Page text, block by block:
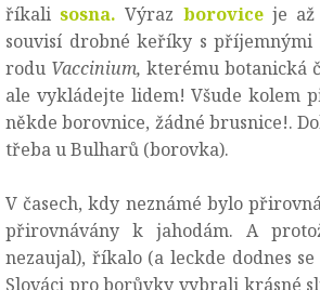
říkalisosna. Výraz boroviceje až
souvisí drobné keříky s příjemnými
rodu Vaccinium, kterému botanická
ale vykládejte lidem! Všude kolem
někde borovnice, žádné brusnice!.
třeba u Bulharů (borovka).
V časech, kdy neznámé bylo
přirovnávány k jahodám. A
nezaujal), říkalo (a leckde dodnes
Slováci pro borůvky vybrali krásné